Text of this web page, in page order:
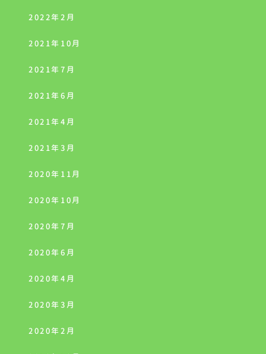
2022年2月
2021年10月
2021年7月
2021年6月
2021年4月
2021年3月
2020年11月
2020年10月
2020年7月
2020年6月
2020年4月
2020年3月
2020年2月